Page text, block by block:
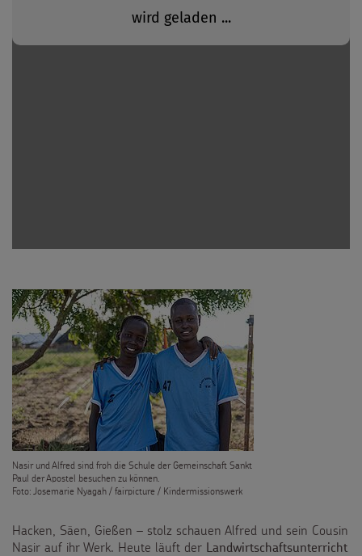
Nasir und Alfred sind froh die Schule der Gemeinschaft Sankt
Paul der Apostel besuchen zu können.
Foto: Josemarie Nyagah / fairpicture / Kindermissionswerk
Hacken, Säen, Gießen – stolz schauen Alfred und sein Cousin
Nasir auf ihr Werk. Heute läuft der
Landwirtschaftsunterricht